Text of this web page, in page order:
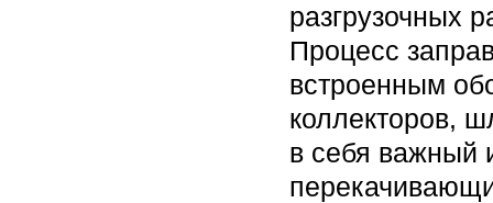
разгрузочных
Процесс
встроенным
коллекторов,
в себя важный